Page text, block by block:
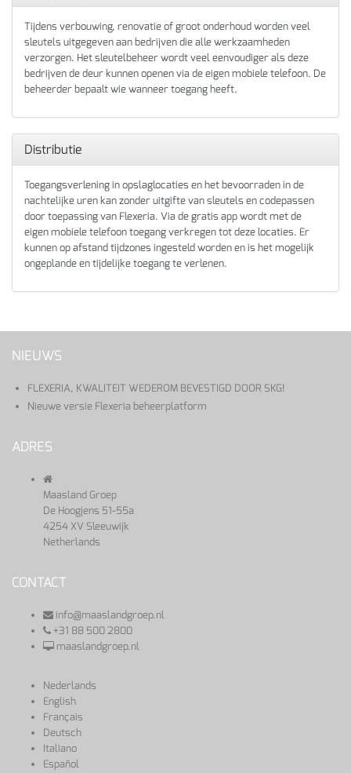
Tijdens verbouwing, renovatie of groot onderhoud worden veel
sleutels uitgegeven aan bedrijven die alle werkzaamheden
verzorgen. Het sleutelbeheer wordt veel eenvoudiger als deze
bedrijven de deur kunnen openen via de eigen mobiele telefoon. De
beheerder bepaalt wie wanneer toegang heeft.
Distributie
Toegangsverlening in opslaglocaties en het bevoorraden in de
nachtelijke uren kan zonder uitgifte van sleutels en codepassen
door toepassing van Flexeria. Via de gratis app wordt met de
eigen mobiele telefoon toegang verkregen tot deze locaties. Er
kunnen op afstand tijdzones ingesteld worden en is het mogelijk
ongeplande en tijdelijke toegang te verlenen.
NIEUWS
FLEXERIA, KWALITEIT WEDEROM BEVESTIGD DOOR SKG!
Nieuwe versie Flexeria beheerplatform
ADRES
Maasland Groep
De Hoogjens 51-55a
4254 XV Sleeuwijk
Netherlands
CONTACT
info@maaslandgroep.nl
+31 88 500 2800
maaslandgroep.nl
Nederlands
English
Français
Deutsch
Italiano
Español